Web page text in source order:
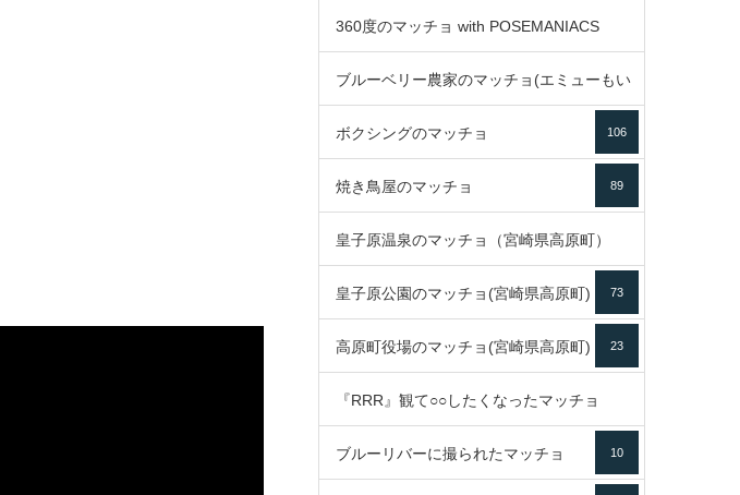
360度のマッチョ with POSEMANIACS
49
ブルーベリー農家のマッチョ(エミューもい
るよ) 72
ボクシングのマッチョ 106
焼き鳥屋のマッチョ 89
皇子原温泉のマッチョ（宮崎県高原町）
133
皇子原公園のマッチョ(宮崎県高原町) 73
高原町役場のマッチョ(宮崎県高原町) 23
『RRR』観て○○したくなったマッチョ
16
ブルーリバーに撮られたマッチョ 10